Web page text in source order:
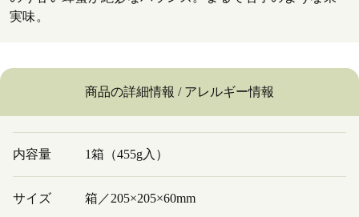
実味。
商品の詳細情報 / アレルギー情報
内容量 1箱（455g入）
サイズ 箱／205×205×60mm